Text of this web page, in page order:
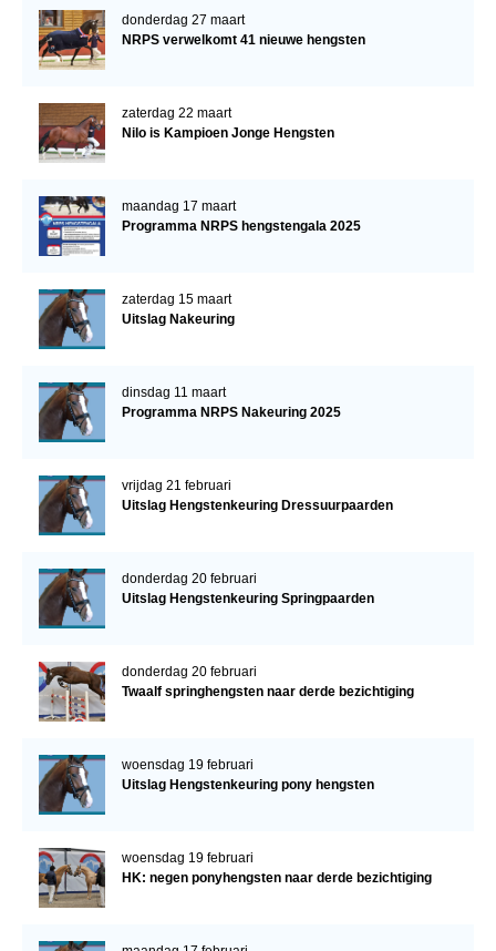
donderdag 27 maart
NRPS verwelkomt 41 nieuwe hengsten
zaterdag 22 maart
Nilo is Kampioen Jonge Hengsten
maandag 17 maart
Programma NRPS hengstengala 2025
zaterdag 15 maart
Uitslag Nakeuring
dinsdag 11 maart
Programma NRPS Nakeuring 2025
vrijdag 21 februari
Uitslag Hengstenkeuring Dressuurpaarden
donderdag 20 februari
Uitslag Hengstenkeuring Springpaarden
donderdag 20 februari
Twaalf springhengsten naar derde bezichtiging
woensdag 19 februari
Uitslag Hengstenkeuring pony hengsten
woensdag 19 februari
HK: negen ponyhengsten naar derde bezichtiging